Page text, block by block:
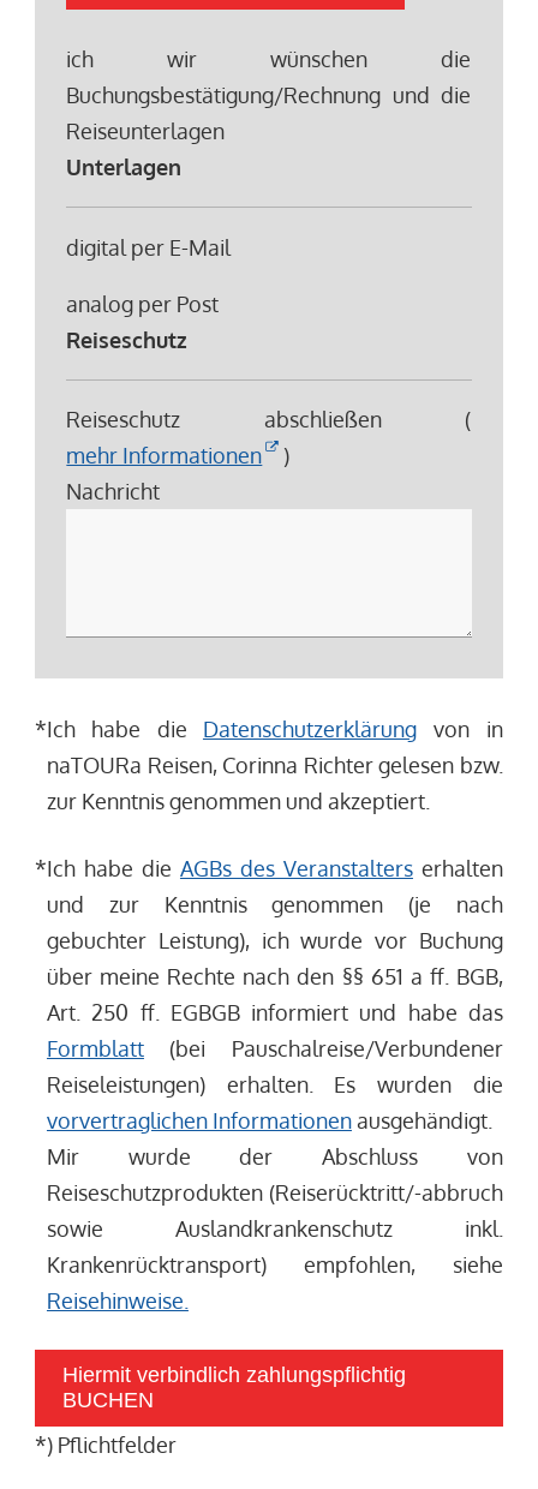
ich wir wünschen die
Buchungsbestätigung/Rechnung und die
Reiseunterlagen
Unterlagen
digital per E-Mail
analog per Post
Reiseschutz
Reiseschutz abschließen (
mehr Informationen
)
Nachricht
*Ich habe die Datenschutzerklärungvon in
naTOURa Reisen, Corinna Richter gelesen bzw.
zur Kenntnis genommen und akzeptiert.
*Ich habe die AGBs des Veranstalterserhalten
und zur Kenntnis genommen (je nach
gebuchter Leistung), ich wurde vor Buchung
über meine Rechte nach den §§ 651 a ff. BGB,
Art. 250 ff. EGBGB informiert und habe das
Formblatt(bei Pauschalreise/Verbundener
Reiseleistungen) erhalten. Es wurden die
vorvertraglichen Informationenausgehändigt.
Mir wurde der Abschluss von
Reiseschutzprodukten (Reiserücktritt/-abbruch
sowie Auslandkrankenschutz inkl.
Krankenrücktransport) empfohlen, siehe
Reisehinweise.
Hiermit verbindlich zahlungspflichtig
BUCHEN
*) Pflichtfelder